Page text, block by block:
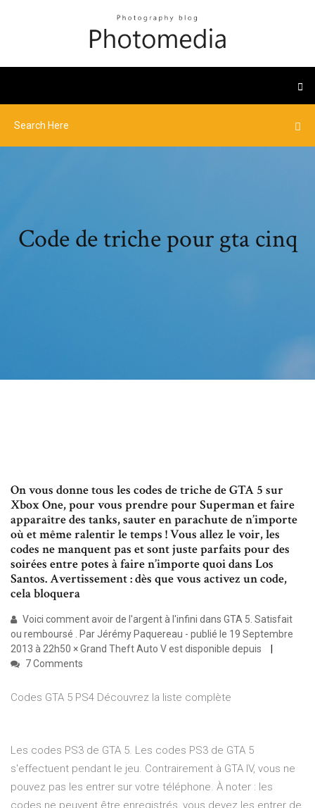
Code de triche pour gta cinq
On vous donne tous les codes de triche de GTA 5 sur
Xbox One, pour vous prendre pour Superman et faire
apparaître des tanks, sauter en parachute de n’importe
où et même ralentir le temps ! Vous allez le voir, les
codes ne manquent pas et sont juste parfaits pour des
soirées entre potes à faire n’importe quoi dans Los
Santos. Avertissement : dès que vous activez un code,
cela bloquera
Voici comment avoir de l'argent à l'infini dans GTA 5. Satisfait
ou remboursé . Par Jérémy Paquereau - publié le 19 Septembre
2013 à 22h50 × Grand Theft Auto V est disponible depuis
7 Comments
Codes GTA 5 PS4 Découvrez la liste complète
Les codes PS3 de GTA 5. Les codes PS3 de GTA 5
s'effectuent pendant le jeu. Contrairement à GTA IV, vous ne
pouvez pas les entrer sur votre téléphone. À noter : les